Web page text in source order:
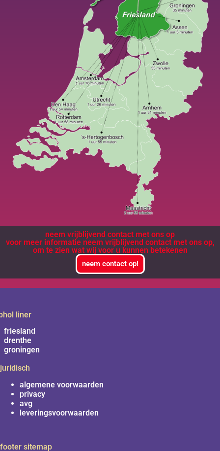
neem vrijblijvend contact met ons op
voor meer informatie neem vrijblijvend contact met ons op,
om te zien wat wij voor u kunnen betekenen
neem contact op!
liner
friesland
drenthe
groningen
juridisch
algemene voorwaarden
privacy
avg
leveringsvoorwaarden
footer sitemap